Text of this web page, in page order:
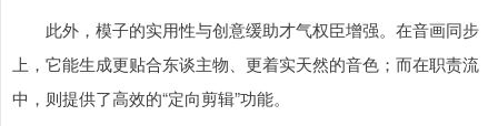
此外，模子的实用性与创意缓助才气权臣增强。在音画同步
上，它能生成更贴合东谈主物、更着实天然的音色；而在职责流
中，则提供了高效的“定向剪辑”功能。